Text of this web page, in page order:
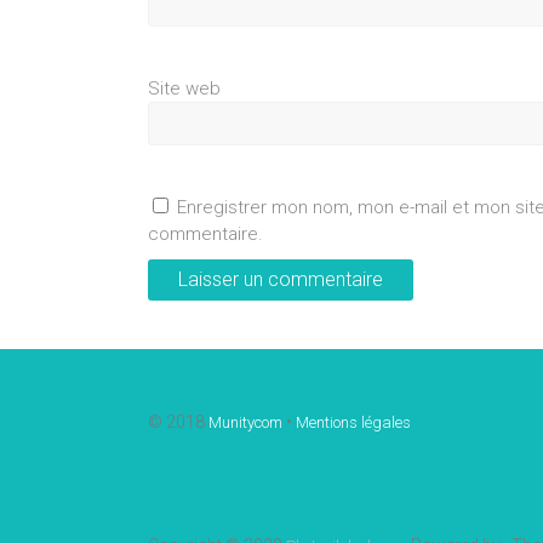
Site web
Enregistrer mon nom, mon e-mail et mon
commentaire.
© 2018 Munitycom • Mentions légales